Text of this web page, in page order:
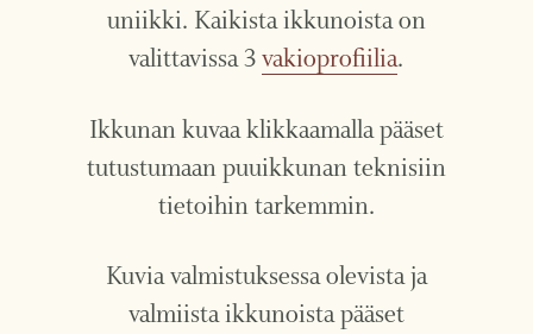
uniikki. Kaikista ikkunoista on
valittavissa 3vakioprofiilia.
Ikkunan kuvaa klikkaamalla pääset
tutustumaan puuikkunan teknisiin
tietoihin tarkemmin.
Kuvia valmistuksessa olevista ja
valmiista ikkunoista pääset